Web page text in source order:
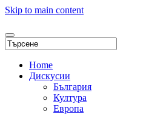
Skip to main content
Home
Дискусии
България
Култура
Европа